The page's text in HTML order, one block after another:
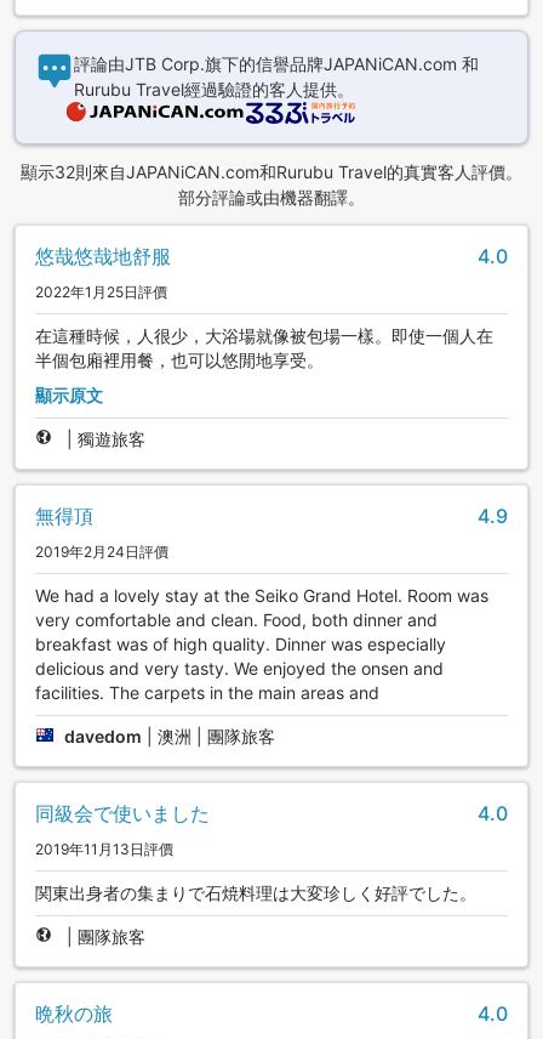
評論由JTB Corp.旗下的信譽品牌JAPANiCAN.com 和
Rurubu Travel經過驗證的客人提供。
顯示32則來自JAPANiCAN.com和Rurubu Travel的真實客人評價。
部分評論或由機器翻譯。
悠哉悠哉地舒服 4.0
2022年1月25日評價
在這種時候，人很少，大浴場就像被包場一樣。即使一個人在
半個包廂裡用餐，也可以悠閒地享受。
顯示原文
獨遊旅客
無得頂 4.9
2019年2月24日評價
We had a lovely stay at the Seiko Grand Hotel. Room was
very comfortable and clean. Food, both dinner and
breakfast was of high quality. Dinner was especially
delicious and very tasty. We enjoyed the onsen and
facilities. The carpets in the main areas and
davedom 澳洲 | 團隊旅客
同級会で使いました 4.0
2019年11月13日評價
関東出身者の集まりで石焼料理は大変珍しく好評でした。
團隊旅客
晩秋の旅 4.0